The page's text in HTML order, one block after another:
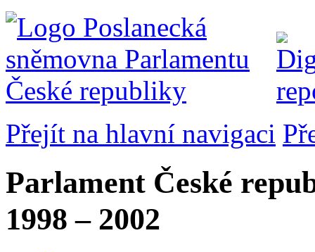
Přejít na hlavní navigaci
Parlament České
1998 – 2002